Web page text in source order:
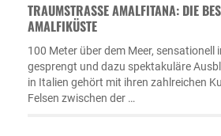
TRAUMSTRASSE AMALFITANA: DIE
MALFIKÜSTE
100 Meter über dem Meer, sensationell
gesprengt und dazu spektakuläre
in Italien gehört mit ihren zahlreichen
Felsen zwischen der …